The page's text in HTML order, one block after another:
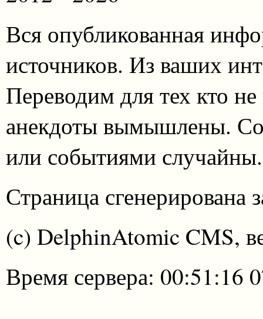
Вся опубликованная
источников. Из ваших
Переводим для тех кто
анекдоты вымышлены.
или событиями случайны.
Страница сгенерирована
(c) DelphinAtomic CMS,
Время сервера: 00:51:16